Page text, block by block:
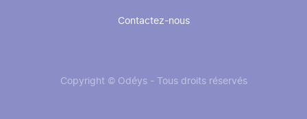
Contactez-nous
Copyright © Odéys - Tous droits réservés